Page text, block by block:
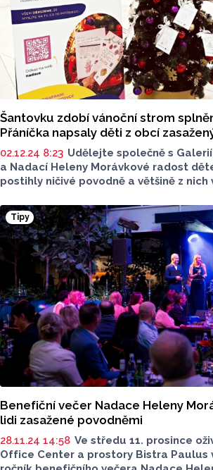
Šantovku zdobí vánoční strom
Přáníčka napsaly děti z obcí
02.12.24 8:23 Udělejte společně s
a Nadací Heleny Morávkové radost
postihly ničivé povodně a většině z
Vidnavkou, České Vsi a z blízkého
nebo napsaly vánoční přání. Ty jim lidé
mohou splnit přímo v Galerii Šantovka
Tipy
Benefiční večer Nadace Heleny
lidi zasažené povodněmi
28.11.24 14:58 Ve středu 11. prosince
Office Center a prostory Bistra Paulus